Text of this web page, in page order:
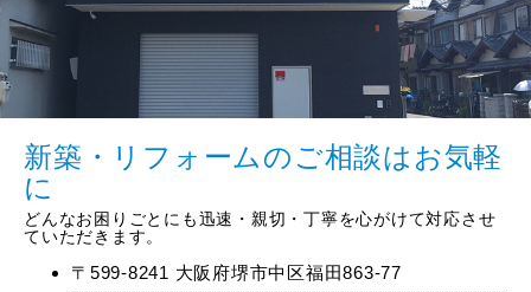
新築・リフォームのご相談はお気軽
に
どんなお困りごとにも迅速・親切・丁寧を心がけて対応させ
ていただきます。
〒599-8241 大阪府堺市中区福田863-77